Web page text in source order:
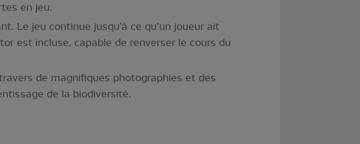
en jeu.
Le jeu continue jusqu’à ce qu’un joueur ait
est incluse, capable de renverser le cours du
de magnifiques photographies et des
de la biodiversité.